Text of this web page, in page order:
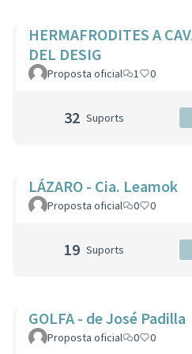
HERMAFRODITES A
DEL DESIG
Proposta oficial 1 0
32 Suports
LÁZARO - Cia. Leamok
Proposta oficial 0 0
19 Suports
GOLFA - de José Padilla
Proposta oficial 0 0